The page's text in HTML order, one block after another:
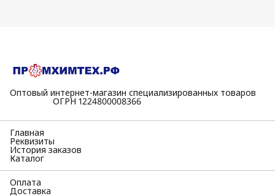
Оптовый интернет-магазин специализированных товаров
⠀⠀⠀⠀⠀⠀⠀ОГРН 1224800008366
Главная
Реквизиты
История заказов
Каталог
Оплата
Доставка